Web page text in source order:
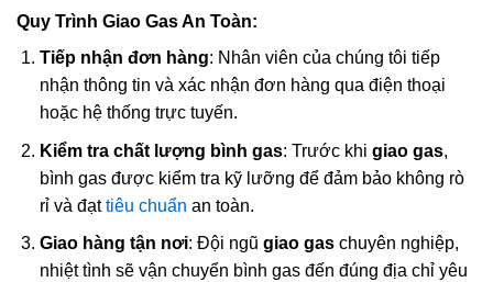
Quy Trình Giao Gas An Toàn:
Tiếp nhận đơn hàng: Nhân viên của chúng tôi tiếp
nhận thông tin và xác nhận đơn hàng qua điện thoại
hoặc hệ thống trực tuyến.
Kiểm tra chất lượng bình gas: Trước khi giao gas,
bình gas được kiểm tra kỹ lưỡng để đảm bảo không rò
rỉ và đạttiêu chuẩn an toàn.
Giao hàng tận nơi: Đội ngũ giao gaschuyên nghiệp,
nhiệt tình sẽ vận chuyển bình gas đến đúng địa chỉ yêu